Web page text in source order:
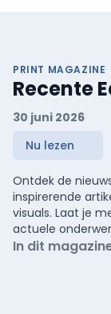
PRINT MAGAZINE
Recente
30 juni 2026
Nu lezen
Ontdek de
inspirerende
visuals. Laat je
actuele
In dit